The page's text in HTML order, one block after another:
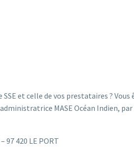
et celle de vos prestataires ?
MASE Océan Indien,
97 420 LE PORT